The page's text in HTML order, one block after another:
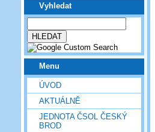
Vyhledat
Menu
ÚVOD
AKTUÁLNĚ
JEDNOTA ČSOL ČESKÝ
BROD